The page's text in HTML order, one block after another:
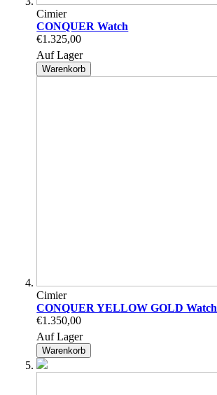
Cimier
CONQUER Watch
€1.325,00
Auf Lager
Warenkorb
Cimier
CONQUER YELLOW GOLD Watch
€1.350,00
Auf Lager
Warenkorb